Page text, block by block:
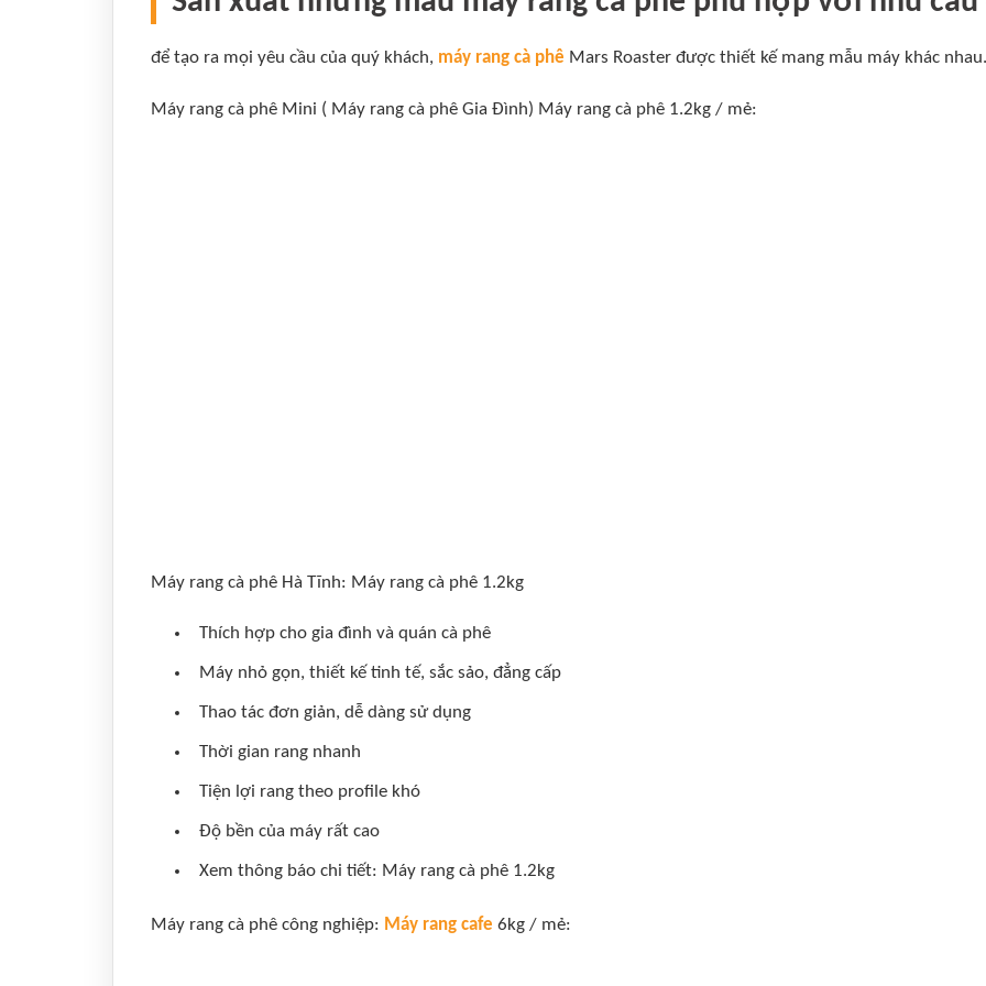
để tạo ra mọi yêu cầu của quý khách, máy rang cà phê Mars Roaster được thiết kế mang mẫu máy khác nhau.
Máy rang cà phê Mini ( Máy rang cà phê Gia Đình) Máy rang cà phê 1.2kg / mẻ:
Máy rang cà phê Hà Tĩnh: Máy rang cà phê 1.2kg
Thích hợp cho gia đình và quán cà phê
Máy nhỏ gọn, thiết kế tinh tế, sắc sảo, đẳng cấp
Thao tác đơn giản, dễ dàng sử dụng
Thời gian rang nhanh
Tiện lợi rang theo profile khó
Độ bền của máy rất cao
Xem thông báo chi tiết: Máy rang cà phê 1.2kg
Máy rang cà phê công nghiệp: Máy rang cafe 6kg / mẻ: